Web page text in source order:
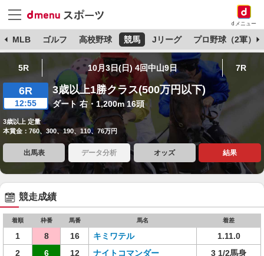
dメニュー
MLB ゴルフ 高校野球 競馬 Jリーグ プロ野球（2軍）
5R 10月3日(日) 4回中山9日 7R
6R
12:55
3歳以上1勝クラス(500万円以下)
ダート 右・1,200m 16頭
3歳以上 定量
本賞金：760、300、190、110、76万円
出馬表 データ分析 オッズ 結果
競走成績
着順 枠番 馬番 馬名 着差
1 8 16 キミワテル
1.11.0
2
6 12 ナイトコマンダー
3 1/2馬身